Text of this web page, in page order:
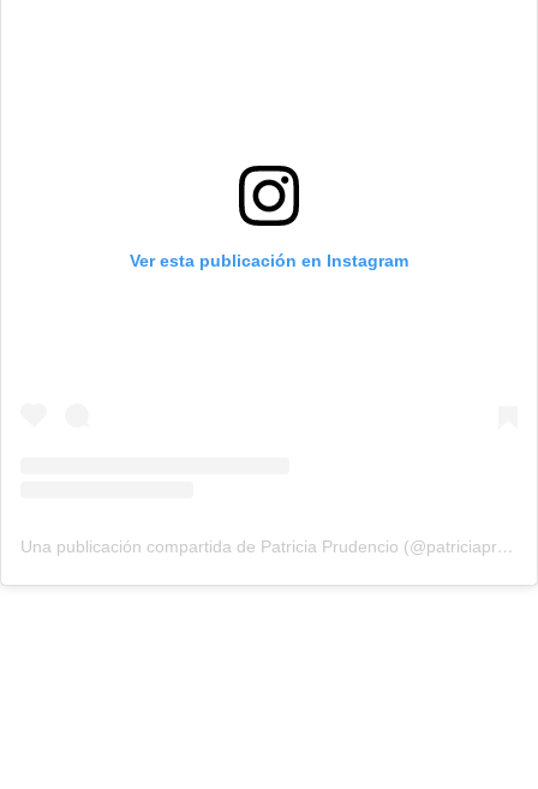
Ver esta publicación en Instagram
Una publicación compartida de Patricia Prudencio (@patriciaprudencio98)